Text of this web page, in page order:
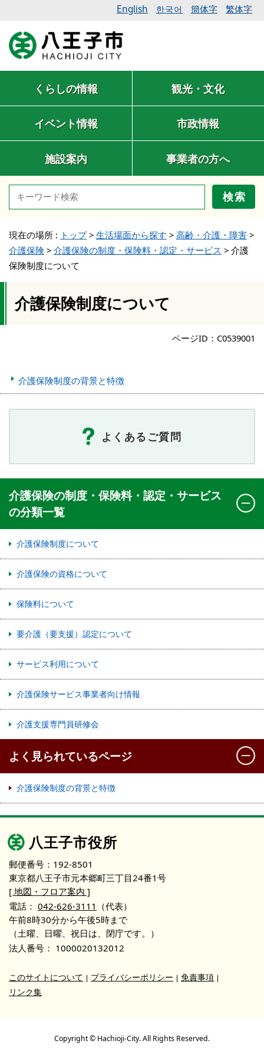
English 한국어 簡体字 繁体字
くらしの情報 観光・文化
イベント情報 市政情報
施設案内 事業者の方へ
検索
現在の場所 : トップ> 生活場面から探す > 高齢・介護・障害 >
介護保険 > 介護保険の制度・保険料・認定・サービス > 介護
保険制度について
介護保険制度について
ページID：C0539001
介護保険制度の背景と特徴
よくあるご質問
介護保険の制度・保険料・認定・サービス
の分類一覧
介護保険制度について
介護保険の資格について
保険料について
要介護（要支援）認定について
サービス利用について
介護保険サービス事業者向け情報
介護支援専門員研修会
よく見られているページ
介護保険制度の背景と特徴
八王子市役所
郵便番号：192-8501
東京都八王子市元本郷町三丁目24番1号
[ 地図・フロア案内 ]
電話： 042-626-3111 （代表）
午前8時30分から午後5時まで
（土曜、日曜、祝日は、閉庁です。）
法人番号： 1000020132012
このサイトについて プライバシーポリシー
免責事項
リンク集
Copyright © Hachioji-City. All Rights Reserved.